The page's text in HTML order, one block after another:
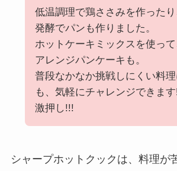
低温調理で鶏ささみを作ったり
発酵でパンも作りました。
ホットケーキミックスを使って
アレンジパンケーキも。
普段なかなか挑戦しにくい料
も、気軽にチャレンジできま
激押し!!!
シャープホットクックは、料理が